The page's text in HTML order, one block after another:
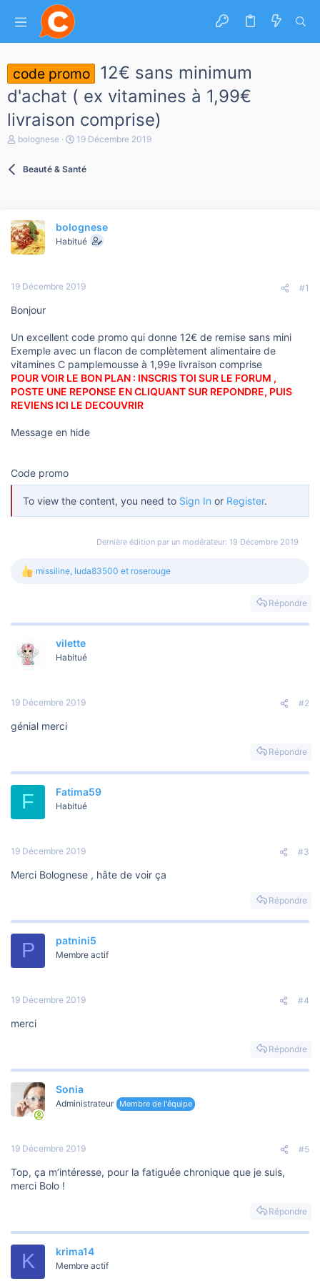
code promo
12€ sans minimum
d'achat ( ex vitamines à 1,99€
livraison comprise)
A
e
l
a
d
c
s
i
o
n
bolognese
D
e
b
u
19 Décembre 2019
Beauté & Santé
bolognese
Habitué
19 Décembre 2019 #1
Bonjour
Un excellent code promo qui donne 12€ de remise sans mini
Exemple avec un flacon de complètement alimentaire de
vitamines C pamplemousse à 1,99e livraison comprise
POUR VOIR LE BON PLAN : INSCRIS TOI SUR LE FORUM ,
POSTE UNE REPONSE EN CLIQUANT SUR REPONDRE, PUIS
REVIENS ICI LE DECOUVRIR
Message en hide
Code promo
To view the content, you need to Sign In or Register.
Dernière édition par un modérateur: 19 Décembre 2019
L
é
c
t
i
s
missiline, luda83500 et roserouge
Répondre
vilette
Habitué
19 Décembre 2019 #2
génial merci
Répondre
F Fatima59
Habitué
19 Décembre 2019 #3
Merci Bolognese , hâte de voir ça
Répondre
P patnini5
Membre actif
19 Décembre 2019 #4
merci
Répondre
Sonia
Administrateur Membre de l'équipe
19 Décembre 2019 #5
Top, ça m’intéresse, pour la fatiguée chronique que je suis,
merci Bolo !
Répondre
K krima14
Membre actif